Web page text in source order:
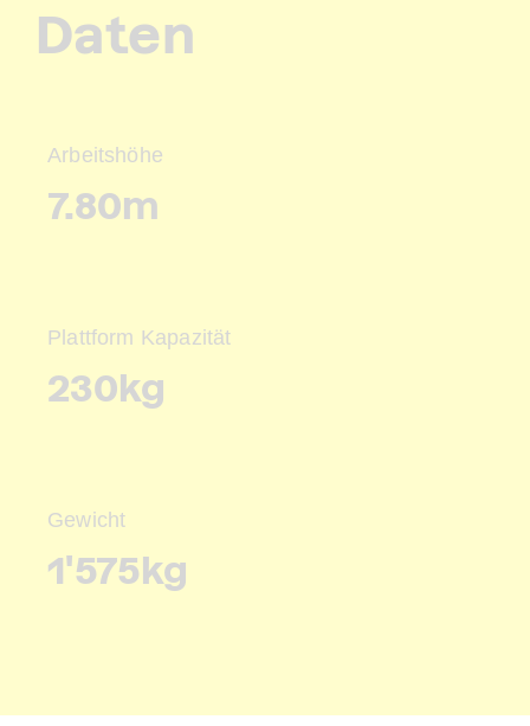
Daten
Arbeitshöhe
7.80m
Plattform Kapazität
230kg
Gewicht
1'575kg